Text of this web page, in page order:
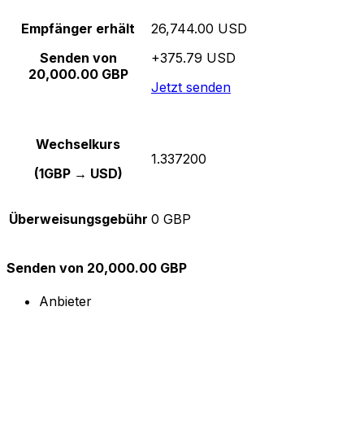
Empfänger erhält
Senden von
20,000.00 GBP
26,744.00 USD
+375.79 USD
Jetzt senden
Wechselkurs
(1GBP → USD)
1.337200
Überweisungsgebühr 0 GBP
Senden von 20,000.00 GBP
Anbieter